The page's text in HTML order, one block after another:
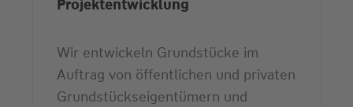
Projektentwicklung
Wir entwickeln Grundstücke im
Auftrag von öffentlichen und privaten
Grundstücks­eigentümern und